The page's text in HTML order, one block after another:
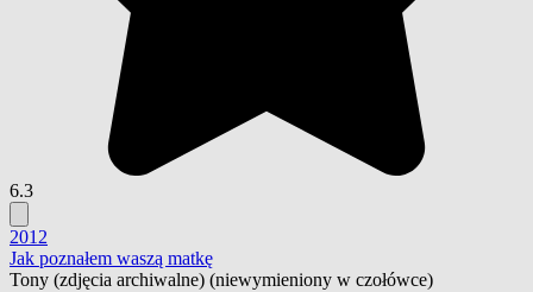
6.3
2012
Jak poznałem waszą matkę
Tony (zdjęcia archiwalne) (niewymieniony w czołówce)